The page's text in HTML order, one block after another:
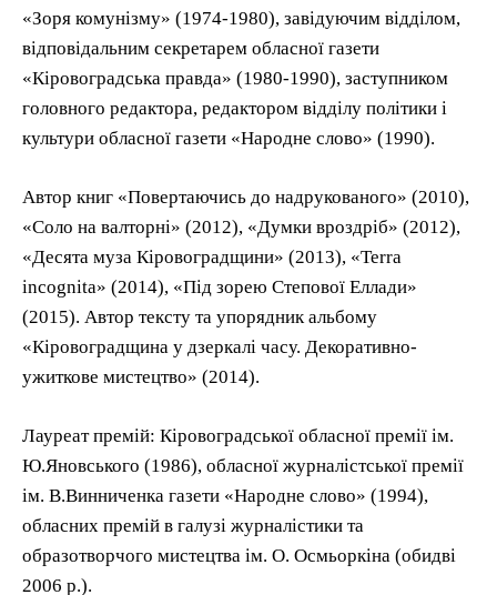
«Зоря комунізму» (1974-1980), завідуючим відділом,
відповідальним секретарем обласної газети
«Кіровоградська правда» (1980-1990), заступником
головного редактора, редактором відділу політики і
культури обласної газети «Народне слово» (1990).
Автор книг «Повертаючись до надрукованого» (2010),
«Соло на валторні» (2012), «Думки вроздріб» (2012),
«Десята муза Кіровоградщини» (2013), «Terra
incognita» (2014), «Під зорею Степової Еллади»
(2015). Автор тексту та упорядник альбому
«Кіровоградщина у дзеркалі часу. Декоративно-
ужиткове мистецтво» (2014).
Лауреат премій: Кіровоградської обласної премії ім.
Ю.Яновського (1986), обласної журналістської премії
ім. В.Винниченка газети «Народне слово» (1994),
обласних премій в галузі журналістики та
образотворчого мистецтва ім. О. Осмьоркіна (обидві
2006 р.).